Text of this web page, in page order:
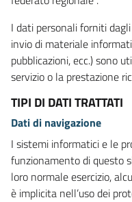
I dati personali forniti
invio di materiale
pubblicazioni, ecc.) sono
servizio o la prestazione
TIPI DI DATI TRATTATI
Dati di navigazione
I sistemi informatici e le
funzionamento di questo
loro normale esercizio,
è implicita nell’uso dei